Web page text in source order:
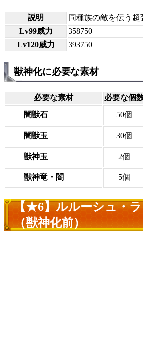
説明
同種族の敵を伝う
Lv99威力
358750
Lv120威力
393750
獣神化に必要な素材
必要な素材
必要な個
闇獣石
50個
闇獣玉 30個
獣神玉 2個
獣神竜・闇 5個
【★6】ルルーシュ・
（獣神化前）